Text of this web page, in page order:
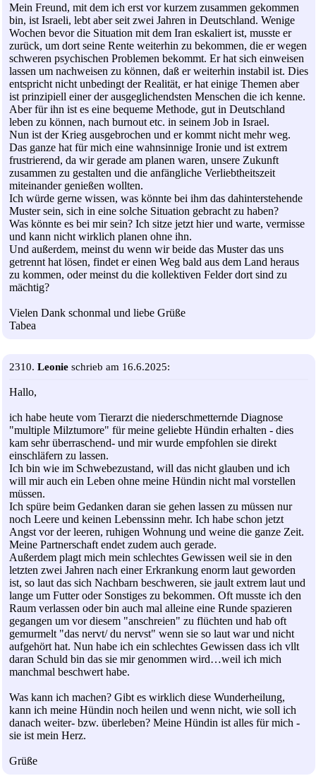
Mein Freund, mit dem ich erst vor kurzem zusammen gekommen
bin, ist Israeli, lebt aber seit zwei Jahren in Deutschland. Wenige
Wochen bevor die Situation mit dem Iran eskaliert ist, musste er
zurück, um dort seine Rente weiterhin zu bekommen, die er wegen
schweren psychischen Problemen bekommt. Er hat sich einweisen
lassen um nachweisen zu können, daß er weiterhin instabil ist. Dies
entspricht nicht unbedingt der Realität, er hat einige Themen aber
ist prinzipiell einer der ausgeglichendsten Menschen die ich kenne.
Aber für ihn ist es eine bequeme Methode, gut in Deutschland
leben zu können, nach burnout etc. in seinem Job in Israel.
Nun ist der Krieg ausgebrochen und er kommt nicht mehr weg.
Das ganze hat für mich eine wahnsinnige Ironie und ist extrem
frustrierend, da wir gerade am planen waren, unsere Zukunft
zusammen zu gestalten und die anfängliche Verliebtheitszeit
miteinander genießen wollten.
Ich würde gerne wissen, was könnte bei ihm das dahinterstehende
Muster sein, sich in eine solche Situation gebracht zu haben?
Was könnte es bei mir sein? Ich sitze jetzt hier und warte, vermisse
und kann nicht wirklich planen ohne ihn.
Und außerdem, meinst du wenn wir beide das Muster das uns
getrennt hat lösen, findet er einen Weg bald aus dem Land heraus
zu kommen, oder meinst du die kollektiven Felder dort sind zu
mächtig?
Vielen Dank schonmal und liebe Grüße
Tabea
2310. Leonie schrieb am 16.6.2025:
Hallo,
ich habe heute vom Tierarzt die niederschmetternde Diagnose
"multiple Milztumore" für meine geliebte Hündin erhalten - dies
kam sehr überraschend- und mir wurde empfohlen sie direkt
einschläfern zu lassen.
Ich bin wie im Schwebezustand, will das nicht glauben und ich
will mir auch ein Leben ohne meine Hündin nicht mal vorstellen
müssen.
Ich spüre beim Gedanken daran sie gehen lassen zu müssen nur
noch Leere und keinen Lebenssinn mehr. Ich habe schon jetzt
Angst vor der leeren, ruhigen Wohnung und weine die ganze Zeit.
Meine Partnerschaft endet zudem auch gerade.
Außerdem plagt mich mein schlechtes Gewissen weil sie in den
letzten zwei Jahren nach einer Erkrankung enorm laut geworden
ist, so laut das sich Nachbarn beschweren, sie jault extrem laut und
lange um Futter oder Sonstiges zu bekommen. Oft musste ich den
Raum verlassen oder bin auch mal alleine eine Runde spazieren
gegangen um vor diesem "anschreien" zu flüchten und hab oft
gemurmelt "das nervt/ du nervst" wenn sie so laut war und nicht
aufgehört hat. Nun habe ich ein schlechtes Gewissen dass ich vllt
daran Schuld bin das sie mir genommen wird…weil ich mich
manchmal beschwert habe.
Was kann ich machen? Gibt es wirklich diese Wunderheilung,
kann ich meine Hündin noch heilen und wenn nicht, wie soll ich
danach weiter- bzw. überleben? Meine Hündin ist alles für mich -
sie ist mein Herz.
Grüße